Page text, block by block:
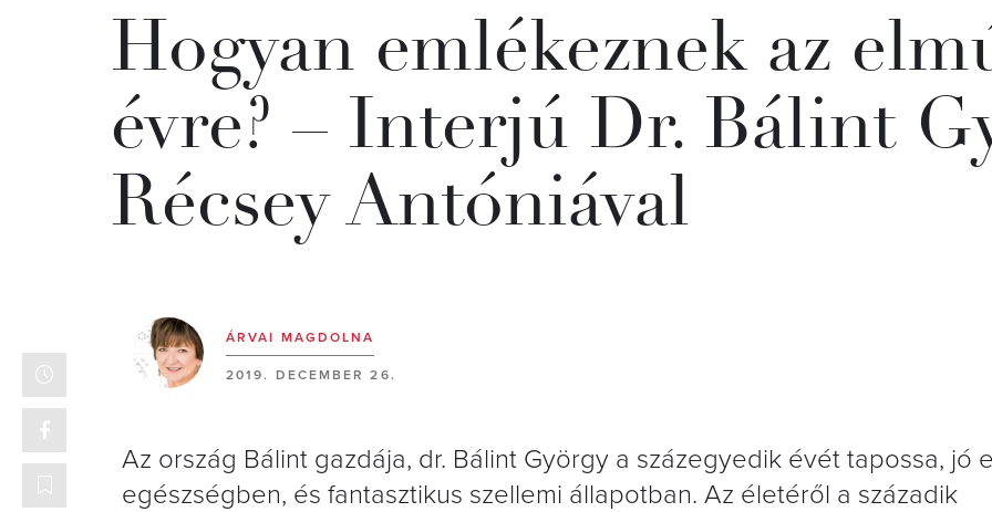
Hogyan emlékeznek az
évre? – Interjú Dr. Bálint
Récsey Antóniával
ÁRVAI MAGDOLNA
2019. DECEMBER 26.
Az ország Bálint gazdája, dr. Bálint György a százegyedik évét tapossa, jó
egészségben, és fantasztikus szellemi állapotban. Az életéről a századik